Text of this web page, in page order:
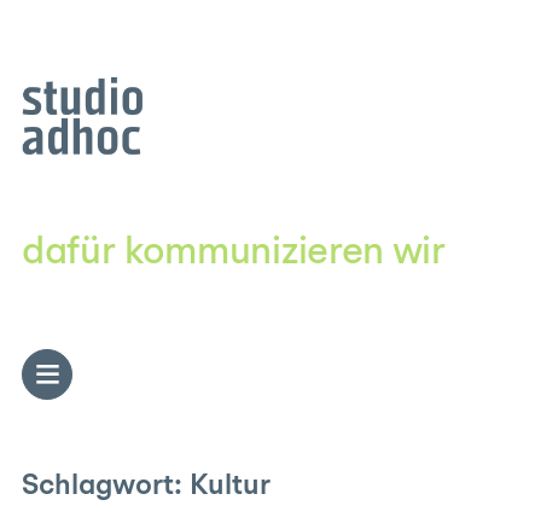
dafür kommunizieren wir
Schlagwort: Kultur